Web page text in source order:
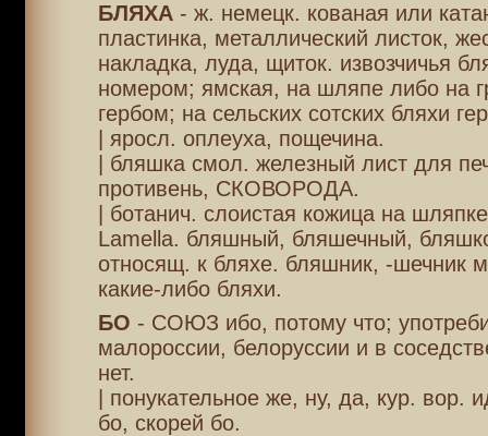
БЛЯХА- ж. немецк. кованая или
пластинка, металлический листок,
накладка, луда, щиток. извозчичья
номером; ямская, на шляпе либо на
гербом; на сельских сотских бляхи
| яросл. оплеуха, пощечина.
| бляшка смол. железный лист для
противень, СКОВОРОДА.
| ботанич. слоистая кожица на
Lamella. бляшный, бляшечный,
относящ. к бляхе. бляшник, -шечник
какие-либо бляхи.
БО - СОЮЗ ибо, потому что;
малороссии, белоруссии и в
нет.
| понукательное же, ну, да, кур. вор.
бо, скорей бо.